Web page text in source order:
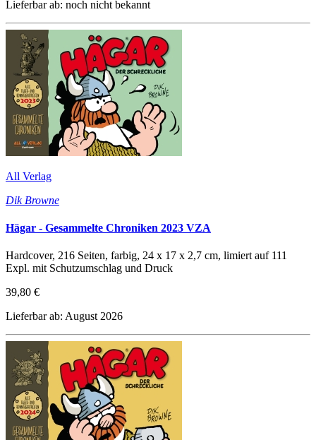
Lieferbar ab: noch nicht bekannt
All Verlag
Dik Browne
Hägar - Gesammelte Chroniken 2023 VZA
Hardcover, 216 Seiten, farbig, 24 x 17 x 2,7 cm, limiert auf 111
Expl. mit Schutzumschlag und Druck
39,80 €
Lieferbar ab: August 2026